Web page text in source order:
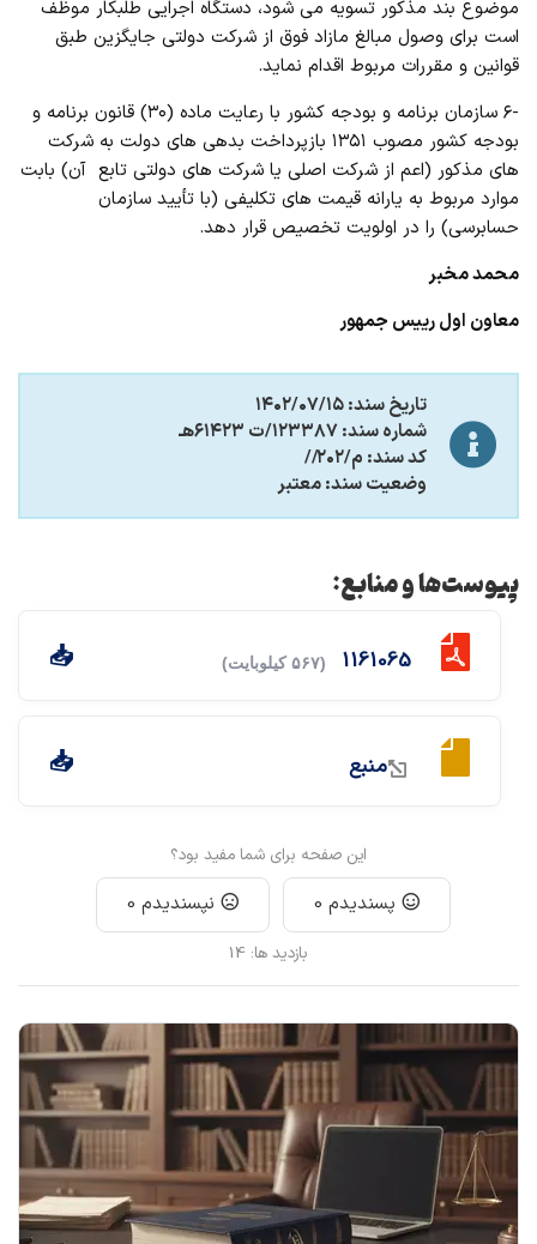
موضوع بند مذکور تسویه می شود، دستگاه اجرایی طلبکار موظف
است برای وصول مبالغ مازاد فوق از شرکت دولتی جایگزین طبق
قوانین و مقررات مربوط اقدام نماید.
-۶ سازمان برنامه و بودجه کشور با رعایت ماده (۳۰) قانون برنامه و
بودجه کشور مصوب ۱۳۵۱ بازپرداخت بدهی های دولت به شرکت
های مذکور (اعم از شرکت اصلی یا شرکت های دولتی تابع آن) بابت
موارد مربوط به یارانه قیمت های تکلیفی (با تأیید سازمان
حسابرسی) را در اولویت تخصیص قرار دهد.
محمد مخبر
معاون اول رییس جمهور
تاریخ سند: ۱۴۰۲/۰۷/۱۵
شماره سند: ۱۲۳۳۸۷/ت ۶۱۴۲۳هـ
کد سند: م/۲۰۲//
وضعیت سند: معتبر
پیوست‌ها و منابع:
1161065 (۵۶۷ کیلوبایت)
منبع
این صفحه برای شما مفید بود؟
پسندیدم 0 نپسندیدم 0
بازدید ها: 14